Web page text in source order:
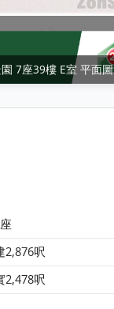
7座39樓 E室 平面圖
2,876呎
2,478呎